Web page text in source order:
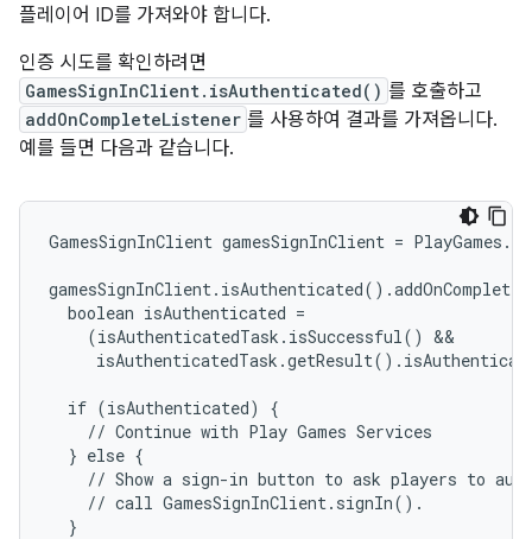
플레이어 ID를 가져와야 합니다.
인증 시도를 확인하려면
GamesSignInClient.isAuthenticated() 를 호출하고
addOnCompleteListener 를 사용하여 결과를 가져옵니다.
예를 들면 다음과 같습니다.
GamesSignInClient gamesSignInClient =
  boolean isAuthenticated =
    (isAuthenticatedTask.isSuccessful() &&
  if (isAuthenticated) {
    // Continue with Play Games Services
  } else {
// Show a sign-in button to ask players to
    // call GamesSignInClient.signIn().
  }